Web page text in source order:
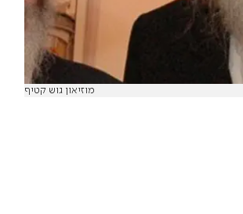
מוזיאון גוש קטיף